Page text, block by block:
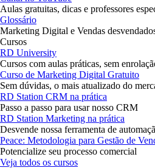
Aulas gratuitas, dicas e professores
Glossário
Marketing Digital e Vendas
Cursos
RD University
Cursos com aulas práticas, sem
Curso de Marketing Digital Gratuito
Sem dúvidas, o mais atualizado do
RD Station CRM na prática
Passo a passo para usar nosso CRM
RD Station Marketing na prática
Desvende nossa ferramenta de
Peace: Metodologia para Gestão de
Potencialize seu processo comercial
Veja todos os cursos